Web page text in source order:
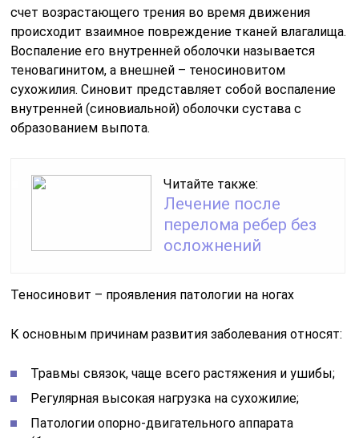
счет возрастающего трения во время движения
происходит взаимное повреждение тканей влагалища.
Воспаление его внутренней оболочки называется
теновагинитом, а внешней – теносиновитом
сухожилия. Синовит представляет собой воспаление
внутренней (синовиальной) оболочки сустава с
образованием выпота.
Читайте также:
Лечение после
перелома ребер без
осложнений
Теносиновит – проявления патологии на ногах
К основным причинам развития заболевания относят:
Травмы связок, чаще всего растяжения и ушибы;
Регулярная высокая нагрузка на сухожилие;
Патологии опорно-двигательного аппарата